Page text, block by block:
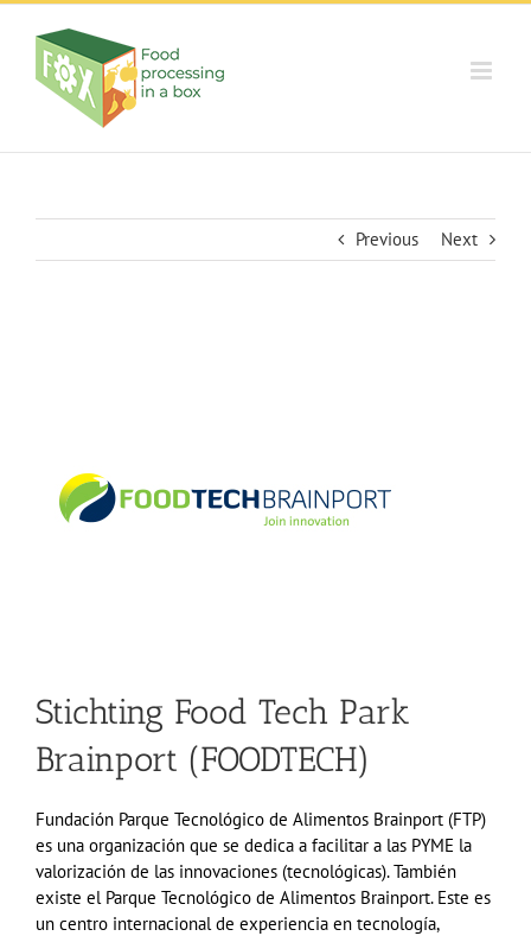
Skip
content
Previous Next
Stichting Food Tech Park
Brainport (FOODTECH)
Fundación Parque Tecnológico de Alimentos Brainport (FTP)
es una organización que se dedica a facilitar a las PYME la
valorización de las innovaciones (tecnológicas). También
existe el Parque Tecnológico de Alimentos Brainport. Este es
un centro internacional de experiencia en tecnología,